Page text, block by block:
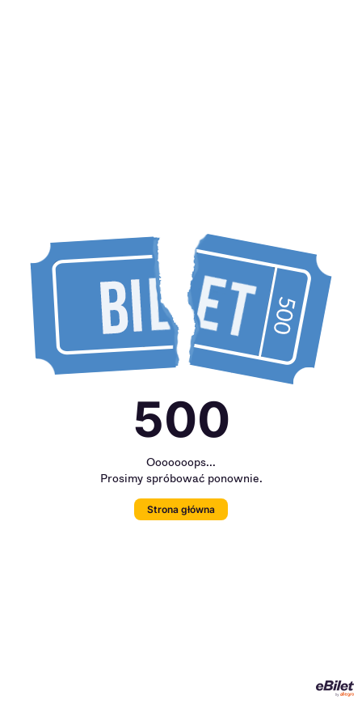
500
Ooooooops...
Prosimy spróbować ponownie.
Strona główna